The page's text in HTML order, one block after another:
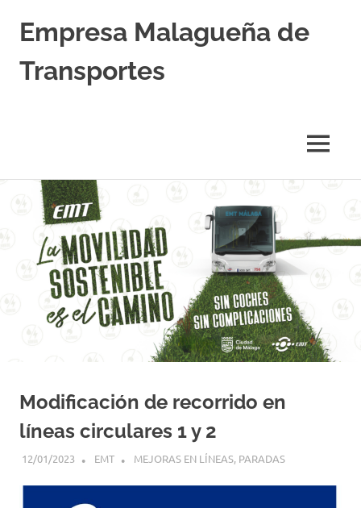
contenido
Empresa Malagueña de
Transportes
MENÚ
Modificación de recorrido en
líneas circulares 1 y 2
12/01/2023 EMT MEJORAS EN LÍNEAS, PARADAS